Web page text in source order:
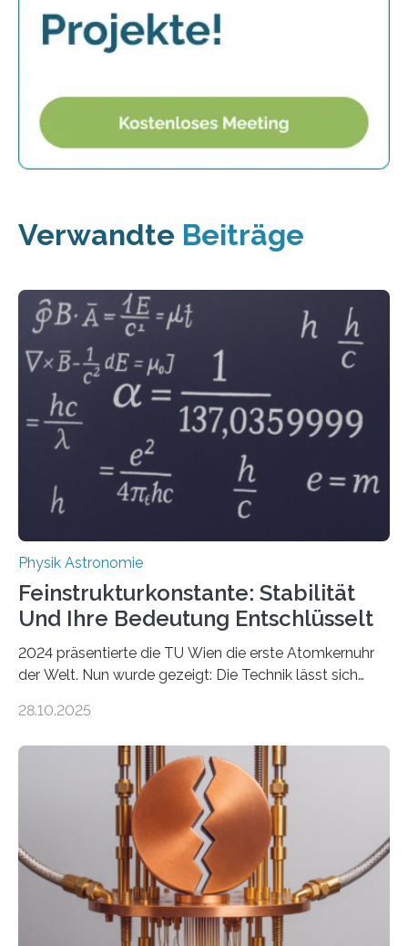
Verwandte Beiträge
Physik Astronomie
Feinstrukturkonstante: Stabilität
Und Ihre Bedeutung Entschlüsselt
2024 präsentierte die TU Wien die erste Atomkernuhr
der Welt. Nun wurde gezeigt: Die Technik lässt sich
fundamentalen Physik nachzugehen. Thorium-
Messungen verwenden. Das hatte man jahrzehntelang
vermutet, weltweit war nach den passenden
Atomkern-Zuständen gesucht worden, 2024 gelang
einem Team der TU Wien mit Unterstützung
internationaler Partner der entscheidende Durchbruch:
Der lange diskutierte Thorium-Kernübergang wurde
gefunden. Kurz darauf konnte man zeigen, dass sich
Thorium tatsächlich nutzen lässt, um hochpräzise…
28.10.2025